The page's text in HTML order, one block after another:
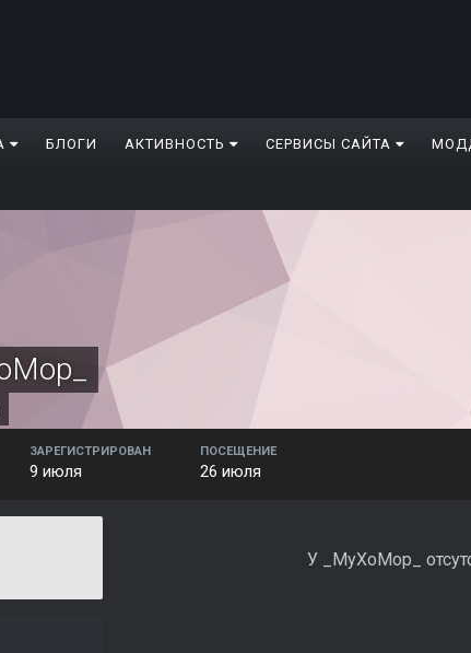
БЛОГИ АКТИВНОСТЬ СЕРВИСЫ САЙТА
ЗАРЕГИСТРИРОВАН
9 июля
ПОСЕЩЕНИЕ
26 июля
У _MyXoMop_